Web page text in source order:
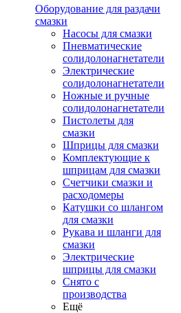
Оборудование для раздачи
смазки
Насосы для смазки
Пневматические
солидолонагнетатели
Электрические
солидолонагнетатели
Ножные и ручные
солидолонагнетатели
Пистолеты для
смазки
Шприцы для смазки
Комплектующие к
шприцам для смазки
Счетчики смазки и
расходомеры
Катушки со шлангом
для смазки
Рукава и шланги для
смазки
Электрические
шприцы для смазки
Снято с
производства
Ещё